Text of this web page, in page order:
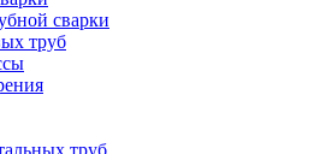
сварки
труб
труб